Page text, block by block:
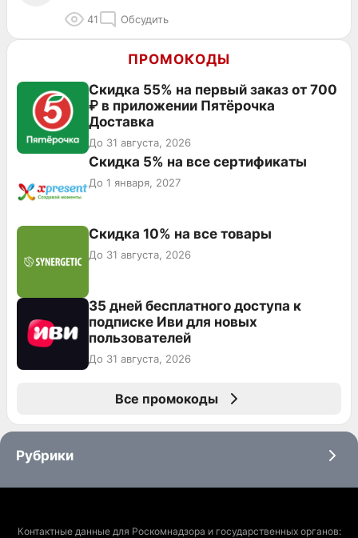
41 Обсудить
ПРОМОКОДЫ
Скидка 55% на первый заказ от 700
₽ в приложении Пятёрочка
Доставка
До 31 августа, 2026
Скидка 5% на все сертификаты
До 1 января, 2027
Скидка 10% на все товары
До 31 августа, 2026
35 дней бесплатного доступа к
подписке Иви для новых
пользователей
До 31 августа, 2026
Все промокоды
Рубрики
Контактные данные для Роскомнадзора и государственных органов: